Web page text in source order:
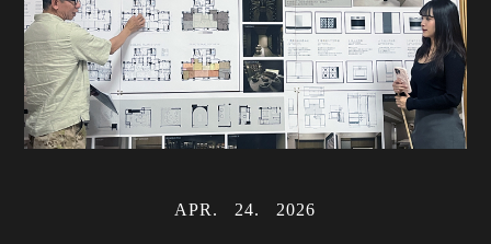
APR 24 2026